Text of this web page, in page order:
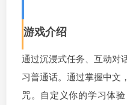
游戏介绍
通过沉浸式任务、互动对
习普通话。通过掌握中文
咒。自定义你的学习体